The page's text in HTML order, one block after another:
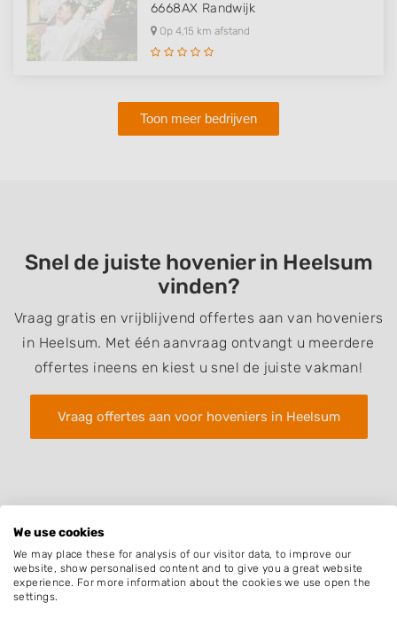
6668AX Randwijk
Op 4,15 km afstand
Toon meer bedrijven
Snel de juiste hovenier in Heelsum
vinden?
Vraag gratis en vrijblijvend offertes aan van hoveniers
in Heelsum. Met één aanvraag ontvangt u meerdere
offertes ineens en kiest u snel de juiste vakman!
Vraag offertes aan voor hoveniers in Heelsum
Plaatsen in de buurt
Renkum
We use cookies
We may place these for analysis of our visitor data, to improve our
website, show personalised content and to give you a great website
experience. For more information about the cookies we use open the
settings.